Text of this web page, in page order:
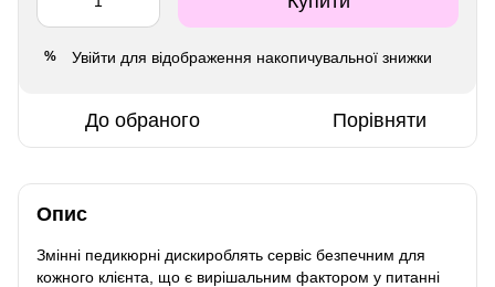
% Увійти для відображення накопичувальної знижки
До обраного Порівняти
Опис
Змінні педикюрні дискироблять сервіс безпечним для
кожного клієнта, що є вирішальним фактором у питанні